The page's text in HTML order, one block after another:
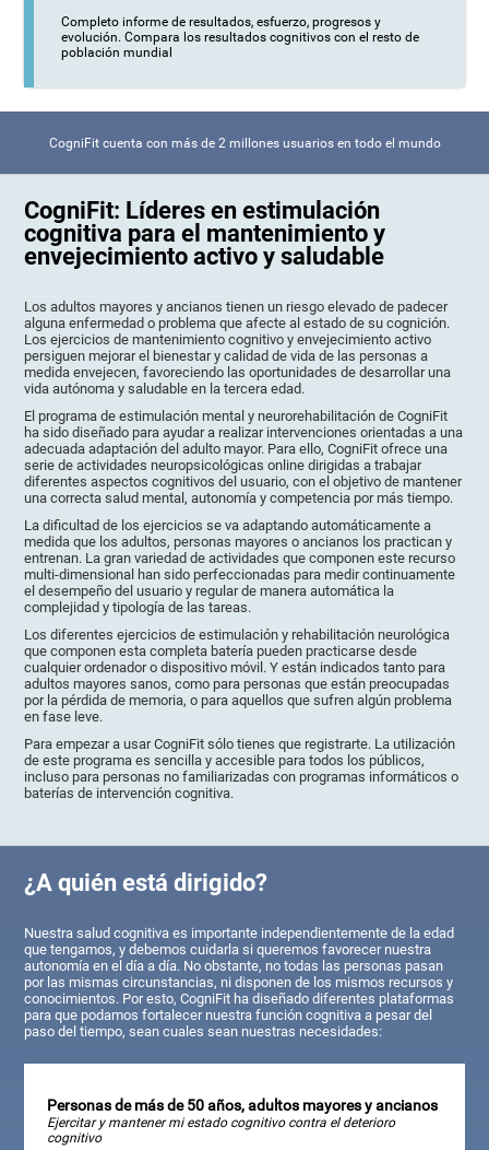
Completo informe de resultados, esfuerzo, progresos y
evolución. Compara los resultados cognitivos con el resto de
población mundial
CogniFit cuenta con más de 2 millones usuarios en todo el mundo
CogniFit: Líderes en estimulación
cognitiva para el mantenimiento y
envejecimiento activo y saludable
Los adultos mayores y ancianos tienen un riesgo elevado de padecer
alguna enfermedad o problema que afecte al estado de su cognición.
Los ejercicios de mantenimiento cognitivo y envejecimiento activo
persiguen mejorar el bienestar y calidad de vida de las personas a
medida envejecen, favoreciendo las oportunidades de desarrollar una
vida autónoma y saludable en la tercera edad.
El programa de estimulación mental y neurorehabilitación de CogniFit
ha sido diseñado para ayudar a realizar intervenciones orientadas a una
adecuada adaptación del adulto mayor. Para ello, CogniFit ofrece una
serie de actividades neuropsicológicas online dirigidas a trabajar
diferentes aspectos cognitivos del usuario, con el objetivo de mantener
una correcta salud mental, autonomía y competencia por más tiempo.
La dificultad de los ejercicios se va adaptando automáticamente a
medida que los adultos, personas mayores o ancianos los practican y
entrenan. La gran variedad de actividades que componen este recurso
multi-dimensional han sido perfeccionadas para medir continuamente
el desempeño del usuario y regular de manera automática la
complejidad y tipología de las tareas.
Los diferentes ejercicios de estimulación y rehabilitación neurológica
que componen esta completa batería pueden practicarse desde
cualquier ordenador o dispositivo móvil. Y están indicados tanto para
adultos mayores sanos, como para personas que están preocupadas
por la pérdida de memoria, o para aquellos que sufren algún problema
en fase leve.
Para empezar a usar CogniFit sólo tienes que registrarte. La utilización
de este programa es sencilla y accesible para todos los públicos,
incluso para personas no familiarizadas con programas informáticos o
baterías de intervención cognitiva.
¿A quién está dirigido?
Nuestra salud cognitiva es importante independientemente de la edad
que tengamos, y debemos cuidarla si queremos favorecer nuestra
autonomía en el día a día. No obstante, no todas las personas pasan
por las mismas circunstancias, ni disponen de los mismos recursos y
conocimientos. Por esto, CogniFit ha diseñado diferentes plataformas
para que podamos fortalecer nuestra función cognitiva a pesar del
paso del tiempo, sean cuales sean nuestras necesidades:
Personas de más de 50 años, adultos mayores y ancianos
Ejercitar y mantener mi estado cognitivo contra el deterioro
cognitivo